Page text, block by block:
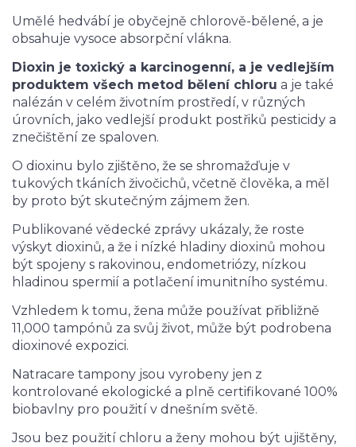
Umělé hedvábí je obyčejně chlorově-bělené, a je
obsahuje vysoce absorpční vlákna.
Dioxin je toxický a karcinogenní, a je vedlejším
produktem všech metod bělení chloru a je také
nalézán v celém životním prostředí, v různých
úrovních, jako vedlejší produkt postřiků pesticidy a
znečištění ze spaloven.
O dioxinu bylo zjištěno, že se shromažďuje v
tukových tkáních živočichů, včetně člověka, a měl
by proto být skutečným zájmem žen.
Publikované vědecké zprávy ukázaly, že roste
výskyt dioxinů, a že i nízké hladiny dioxinů mohou
být spojeny s rakovinou, endometriózy, nízkou
hladinou spermií a potlačení imunitního systému.
Vzhledem k tomu, žena může používat přibližně
11,000 tampónů za svůj život, může být podrobena
dioxinové expozici.
Natracare tampony jsou vyrobeny jen z
kontrolované ekologické a plně certifikované 100%
biobavlny pro použití v dnešním světě.
Jsou bez použití chloru a ženy mohou být ujištěny,